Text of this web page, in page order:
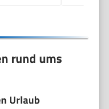
rund ums
Urlaub